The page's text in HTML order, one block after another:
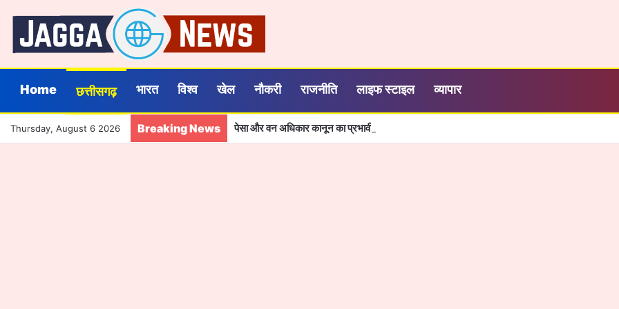
Home छत्तीसगढ़ भारत विश्व खेल नौकरी राजनीति लाइफ स्टाइल व्यापार
Thursday, August 6 2026 Breaking News